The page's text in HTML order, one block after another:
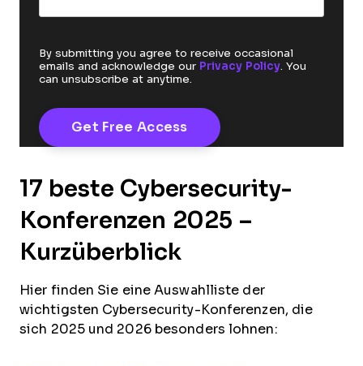
By submitting you agree to receive occasional
emails and acknowledge our Privacy Policy. You
can unsubscribe at anytime.
17 beste Cybersecurity-
Konferenzen 2025 –
Kurzüberblick
Hier finden Sie eine Auswahlliste der
wichtigsten Cybersecurity-Konferenzen, die
sich 2025 und 2026 besonders lohnen: